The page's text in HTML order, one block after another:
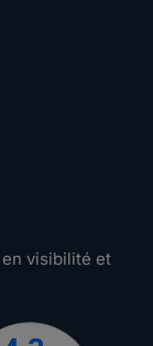
visibilité et